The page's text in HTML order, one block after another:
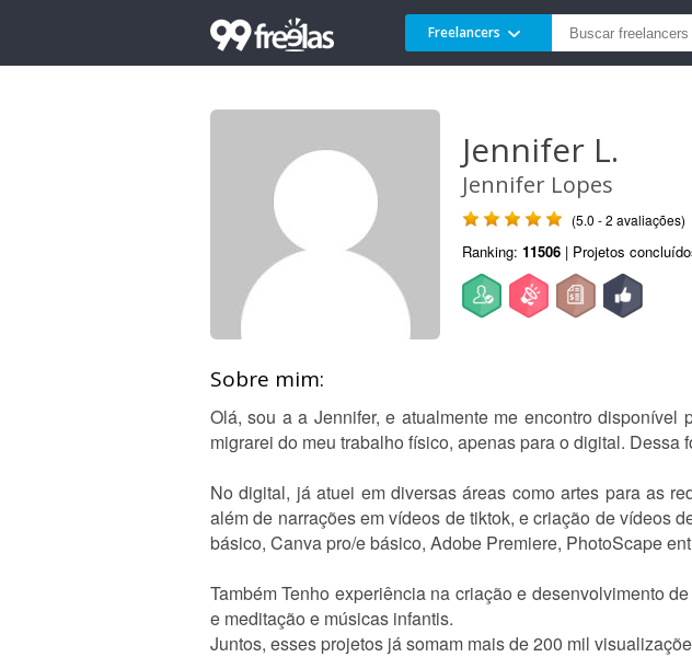
Freelancers
Jennifer L.
Jennifer Lopes
(5.0 - 2 avaliações)
Ranking: 11506 | Projetos
Sobre mim:
Olá, sou a a Jennifer, e atualmente me encontro
migrarei do meu trabalho físico, apenas para o digital.
No digital, já atuei em diversas áreas como artes para as
além de narrações em vídeos de tiktok, e criação de vídeos
básico, Canva pro/e básico, Adobe Premiere, PhotoScape
Também Tenho experiência na criação e desenvolvimento
e meditação e músicas infantis.
Juntos, esses projetos já somam mais de 200 mil